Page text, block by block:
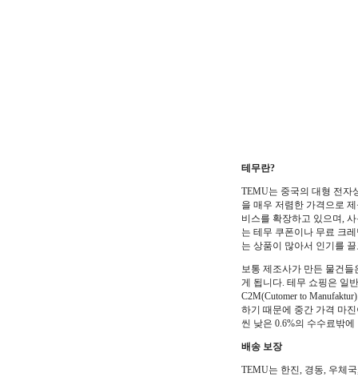
테무란?
TEMU는 중국의 대형 전자
을 매우 저렴한 가격으로
비스를 확장하고 있으며,
는 테무 쿠폰이나 무료 크
는 상품이 많아서 인기를
보통 제조사가 만든 물건
게 됩니다. 테무 쇼핑은 일
C2M(Cutomer to
하기 때문에 중간 가격 마
씬 낮은 0.6%의 수수료밖
배송 보장
TEMU는 한진, 경동, 우체